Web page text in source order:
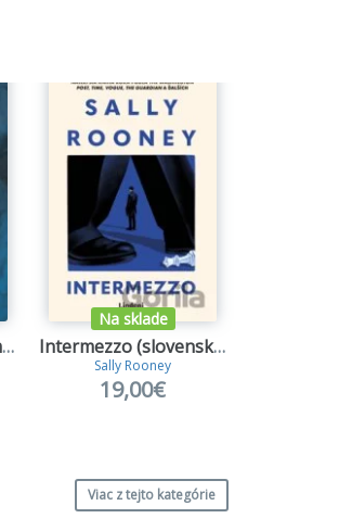
Možno si zatancujeme na druhom svete
Na sklade
Intermezzo (slovenský jazyk)
Sally Rooney
19,00€
Viac z tejto kategórie